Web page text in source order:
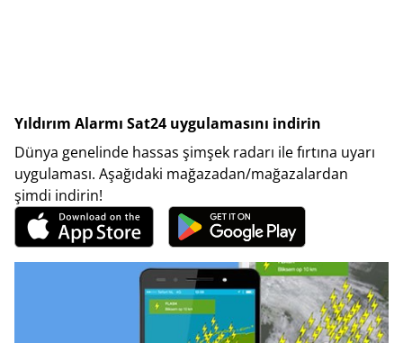
Yıldırım Alarmı Sat24 uygulamasını indirin
Dünya genelinde hassas şimşek radarı ile fırtına uyarı
uygulaması. Aşağıdaki mağazadan/mağazalardan
şimdi indirin!